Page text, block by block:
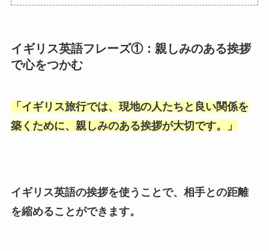
イギリス英語フレーズ①：親しみのある挨拶
で心をつかむ
「 イギリス旅行では、現地の人たちと良い関係を
築くために、親しみのある挨拶が大切です。
」
イギリス英語の挨拶を使うことで、相手との距離
を縮めることができます。